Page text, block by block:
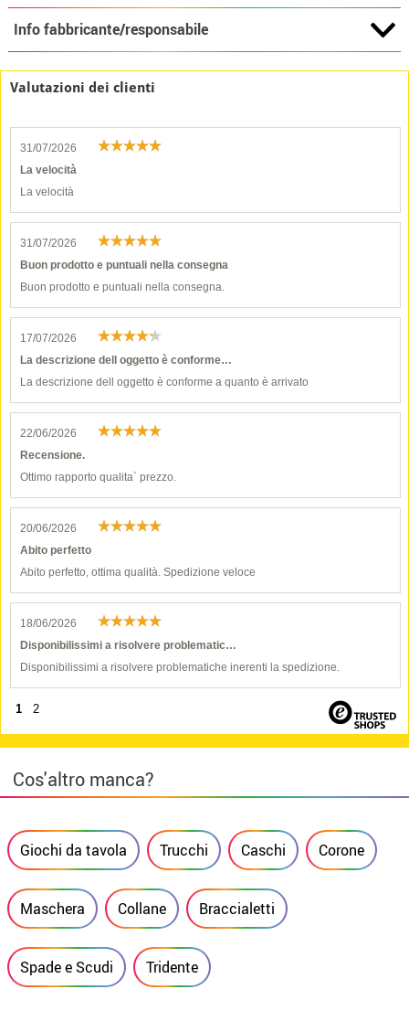
Info fabbricante/responsabile
Valutazioni dei clienti
31/07/2026
La velocità
La velocità
31/07/2026
Buon prodotto e puntuali nella consegna
Buon prodotto e puntuali nella consegna.
17/07/2026
La descrizione dell oggetto è conforme…
La descrizione dell oggetto è conforme a quanto è arrivato
22/06/2026
Recensione.
Ottimo rapporto qualita` prezzo.
20/06/2026
Abito perfetto
Abito perfetto, ottima qualità. Spedizione veloce
18/06/2026
Disponibilissimi a risolvere problematic…
Disponibilissimi a risolvere problematiche inerenti la spedizione.
1 2
Cos'altro manca?
Giochi da tavola Trucchi Caschi Corone
Maschera Collane Braccialetti
Spade e Scudi Tridente